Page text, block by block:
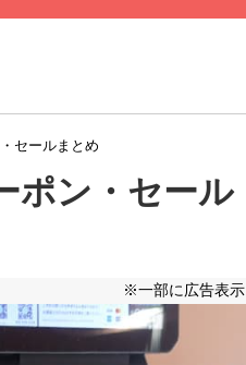
セールまとめ
ポン・セール
※一部に広告表示